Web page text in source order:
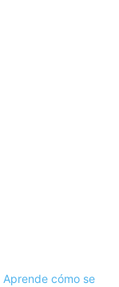
Aprende cómo se